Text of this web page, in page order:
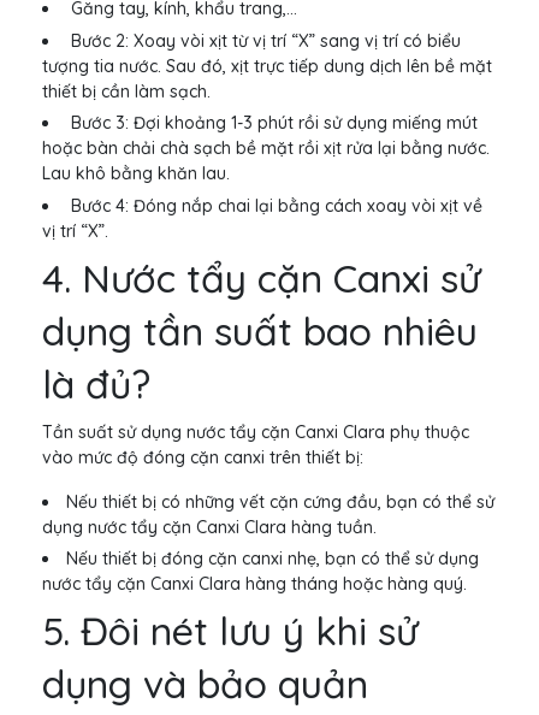
Găng tay, kính, khẩu trang,...
Bước 2: Xoay vòi xịt từ vị trí “X” sang vị trí có biểu
tượng tia nước. Sau đó, xịt trực tiếp dung dịch lên bề mặt
thiết bị cần làm sạch.
Bước 3: Đợi khoảng 1-3 phút rồi sử dụng miếng mút
hoặc bàn chải chà sạch bề mặt rồi xịt rửa lại bằng nước.
Lau khô bằng khăn lau.
Bước 4: Đóng nắp chai lại bằng cách xoay vòi xịt về
vị trí “X”.
4. Nước tẩy cặn Canxi sử
dụng tần suất bao nhiêu
là đủ?
Tần suất sử dụng nước tẩy cặn Canxi Clara phụ thuộc
vào mức độ đóng cặn canxi trên thiết bị:
Nếu thiết bị có những vết cặn cứng đầu, bạn có thể sử
dụng nước tẩy cặn Canxi Clara hàng tuần.
Nếu thiết bị đóng cặn canxi nhẹ, bạn có thể sử dụng
nước tẩy cặn Canxi Clara hàng tháng hoặc hàng quý.
5. Đôi nét lưu ý khi sử
dụng và bảo quản